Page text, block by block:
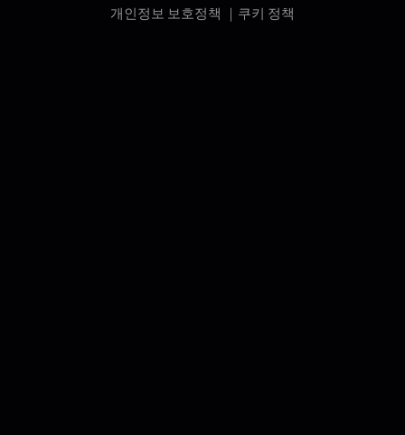
개인정보 보호정책 ｜ 쿠키 정책